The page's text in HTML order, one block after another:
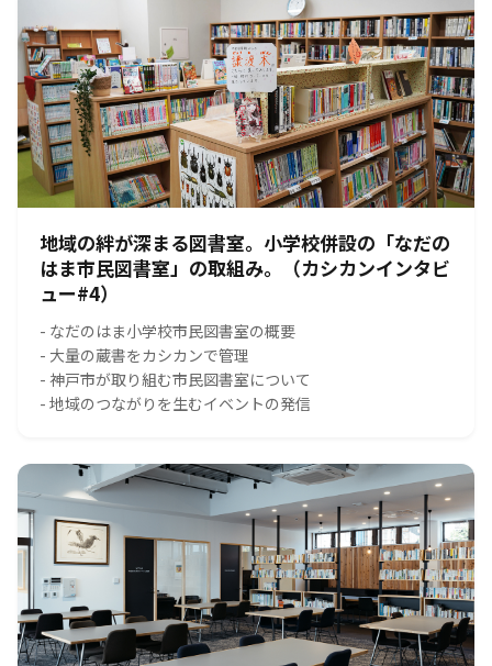
地域の絆が深まる図書室。小学校併設の「なだの
はま市民図書室」の取組み。（カシカンインタビ
ュー#4）
- なだのはま小学校市民図書室の概要
- 大量の蔵書をカシカンで管理
- 神戸市が取り組む市民図書室について
- 地域のつながりを生むイベントの発信